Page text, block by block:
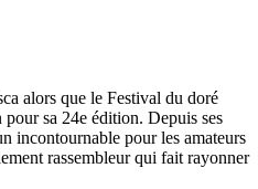
alors que le Festival du doré
sa 24e édition. Depuis ses
incontournable pour les amateurs
rassembleur qui fait rayonner